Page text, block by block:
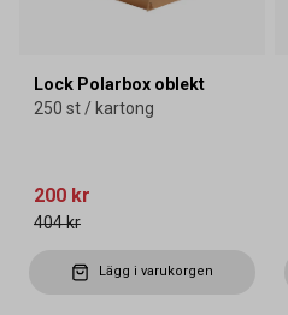
Lock Polarbox oblekt
250 st / kartong
200 kr
404 kr
Lägg i varukorgen